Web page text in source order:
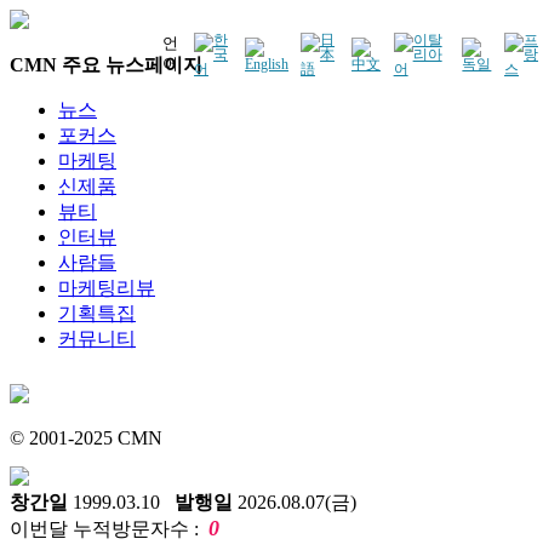
언
어
CMN 주요 뉴스페이지
뉴스
포커스
마케팅
신제품
뷰티
인터뷰
사람들
마케팅리뷰
기획특집
커뮤니티
© 2001-2025 CMN
창간일 1999.03.10 발행일 2026.08.07(금)
이번달 누적방문자수 : 0